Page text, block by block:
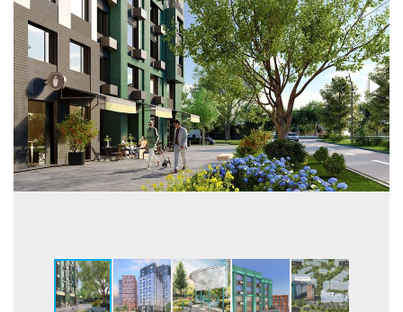
Застройщик:
ООО СЗ СТРАНА.МЕЛЬНИКАЙТЕ (ГК Страна
Девелопмент)
Телефон консультанта